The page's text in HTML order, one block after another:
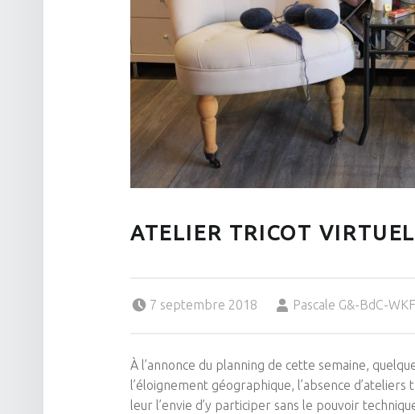
ATELIER TRICOT
7 septembre 2018
Pascale G&-BdC-WKF
À l’annonce du planning de cette semaine,
l’éloignement géographique, l’absence
leur l’envie d’y participer sans le pouvoir